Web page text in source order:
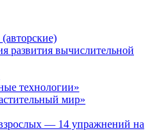
развития вычислительной
технологии»
мир»
— 14 упражнений на